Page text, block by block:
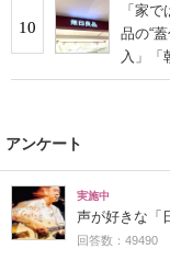
10
「家
品の“
入」「
アンケート
実施中
声が好きな「
回答数：49490